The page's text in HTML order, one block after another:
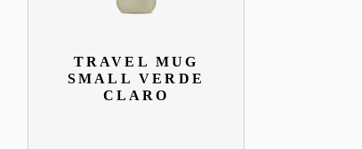
TRAVEL MUG
SMALL VERDE
CLARO